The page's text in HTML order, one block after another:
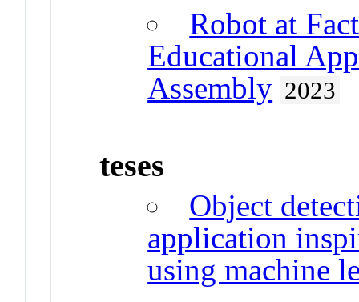
Robot at
Educational
Assembly 2023
teses
Object
application
using machine